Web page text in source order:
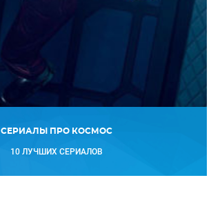
СЕРИАЛЫ ПРО КОСМОС
10 ЛУЧШИХ СЕРИАЛОВ